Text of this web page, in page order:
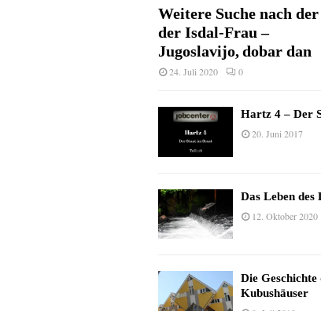
Weitere Suche nach
der Isdal-Frau –
Jugoslavijo, dobar dan
24. Juli 2020 0
Hartz 4 – Der
20. Juni 2017
Das Leben des
12. Oktober 2020
Die Geschichte
Kubushäuser